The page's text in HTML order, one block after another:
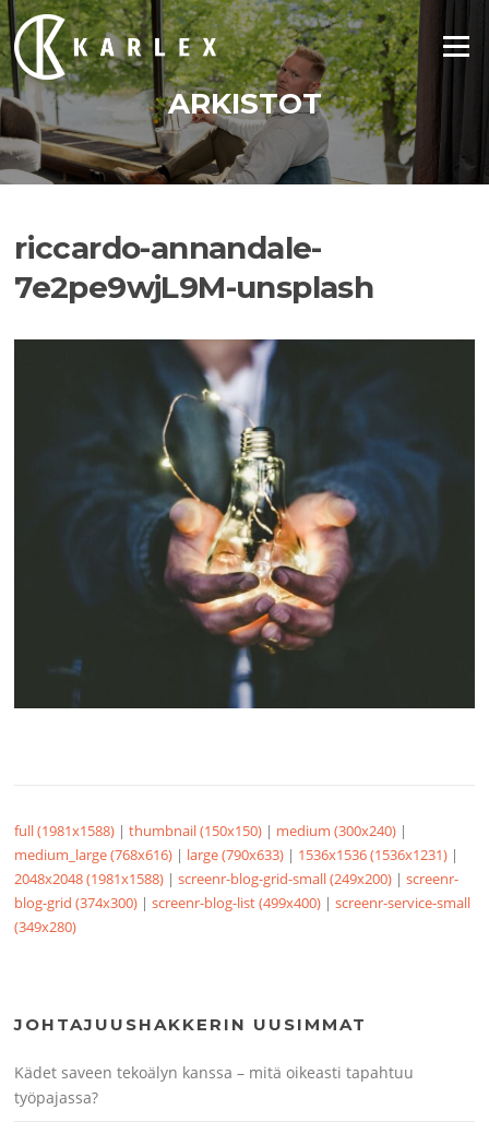
Siirry
suoraan
sisältöön
Valikko
ARKISTOT
riccardo-annandale-
7e2pe9wjL9M-unsplash
full (1981x1588) |thumbnail (150x150) | medium (300x240) |
medium_large (768x616) | large (790x633) | 1536x1536 (1536x1231) |
2048x2048 (1981x1588) |screenr-blog-grid-small (249x200) |screenr-
blog-grid (374x300) |screenr-blog-list (499x400) |screenr-service-small
(349x280)
JOHTAJUUSHAKKERIN UUSIMMAT
Kädet saveen tekoälyn kanssa – mitä oikeasti tapahtuu
työpajassa?